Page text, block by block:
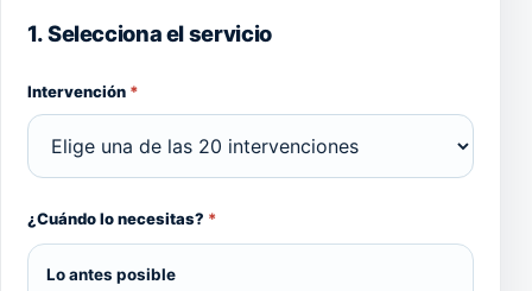
1. Selecciona el servicio
Intervención *
¿Cuándo lo necesitas? *
Lo antes posible